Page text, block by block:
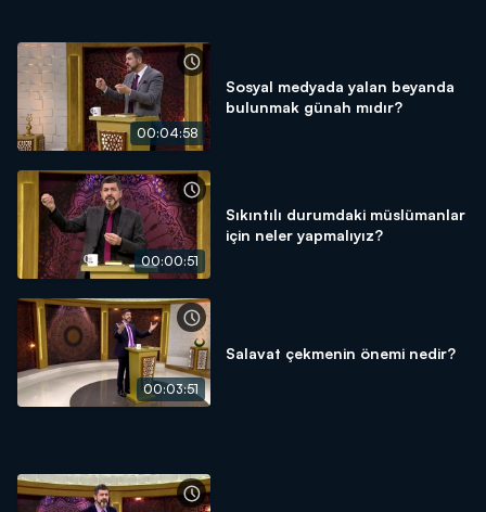
00:04:58
Sosyal medyada yalan beyanda
bulunmak günah mıdır?
00:00:51
Sıkıntılı durumdaki müslümanlar
için neler yapmalıyız?
00:03:51
Salavat çekmenin önemi nedir?